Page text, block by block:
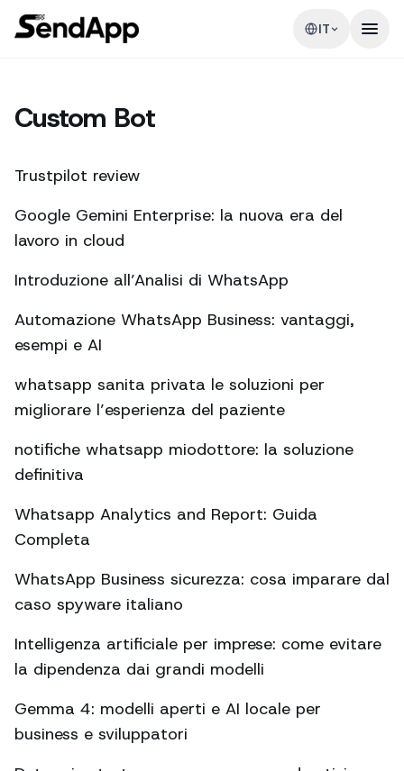
IT
Custom Bot
Trustpilot review
Google Gemini Enterprise: la nuova era del
lavoro in cloud
Introduzione all’Analisi di WhatsApp
Automazione WhatsApp Business: vantaggi,
esempi e AI
whatsapp sanita privata le soluzioni per
migliorare l’esperienza del paziente
notifiche whatsapp miodottore: la soluzione
definitiva
Whatsapp Analytics and Report: Guida
Completa
WhatsApp Business sicurezza: cosa imparare dal
caso spyware italiano
Intelligenza artificiale per imprese: come evitare
la dipendenza dai grandi modelli
Gemma 4: modelli aperti e AI locale per
business e sviluppatori